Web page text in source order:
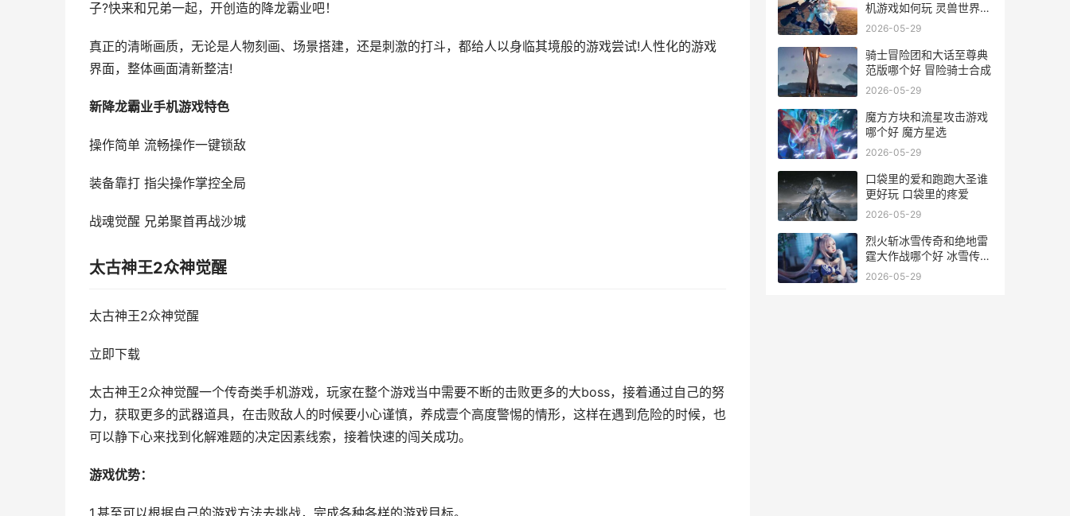
子?快来和兄弟一起，开创造的降龙霸业吧！
真正的清晰画质，无论是人物刻画、场景搭建，还是刺激的打斗，都给人以身临其境般的游戏尝试!人性化的游戏
界面，整体画面清新整洁!
新降龙霸业手机游戏特色
操作简单 流畅操作一键锁敌
装备靠打 指尖操作掌控全局
战魂觉醒 兄弟聚首再战沙城
太古神王2众神觉醒
太古神王2众神觉醒
立即下载
太古神王2众神觉醒一个传奇类手机游戏，玩家在整个游戏当中需要不断的击败更多的大boss，接着通过自己的努
力，获取更多的武器道具，在击败敌人的时候要小心谨慎，养成壹个高度警惕的情形，这样在遇到危险的时候，也
可以静下心来找到化解难题的决定因素线索，接着快速的闯关成功。
游戏优势：
机游戏如何玩 灵兽世界ol
还会开服吗
2026-05-29
骑士冒险团和大话至尊典
范版哪个好 冒险骑士合成
2026-05-29
魔方方块和流星攻击游戏
哪个好 魔方星选
2026-05-29
口袋里的爱和跑跑大圣谁
更好玩 口袋里的疼爱
2026-05-29
烈火斩冰雪传奇和绝地雷
霆大作战哪个好 冰雪传奇
烈火在哪学
2026-05-29